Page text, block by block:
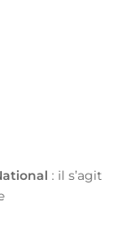
: il s’agit